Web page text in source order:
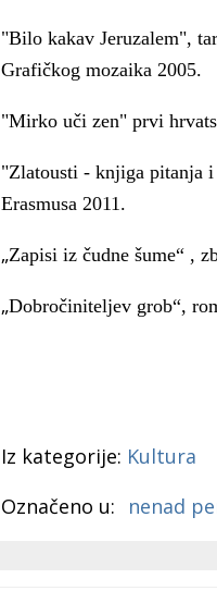
"Bilo kakav Jeruzalem",
Grafičkog mozaika 2005.
"Mirko uči zen" prvi
"Zlatousti - knjiga pitanja
Erasmusa 2011.
„Zapisi iz čudne šume“ ,
„Dobročiniteljev grob“,
Iz kategorije: Kultura
Označeno u:
nenad